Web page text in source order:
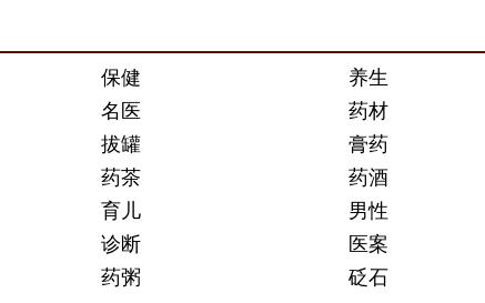
保健 养生
名医 药材
拔罐 膏药
药茶 药酒
育儿 男性
诊断 医案
药粥 砭石